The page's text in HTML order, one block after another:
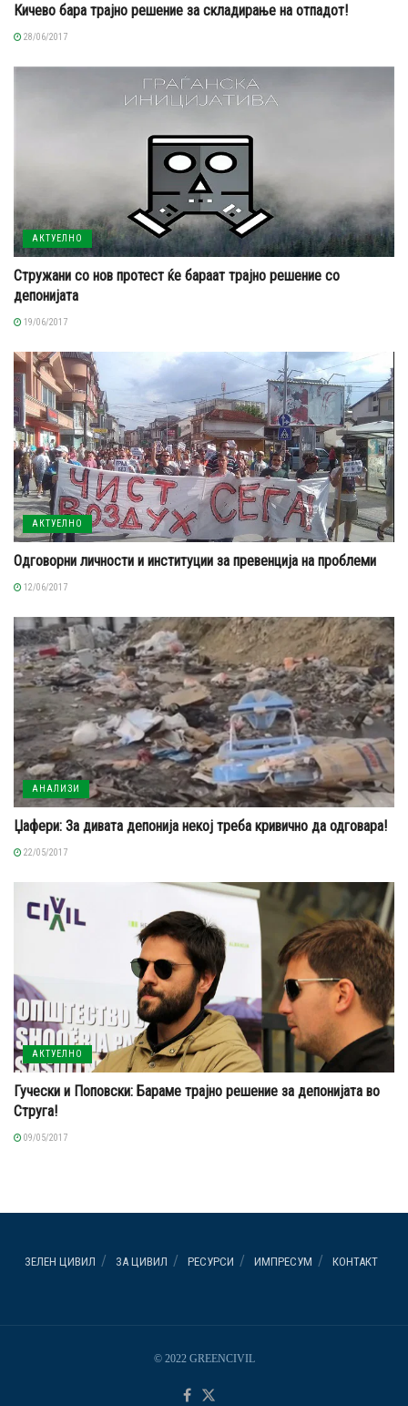
Кичево бара трајно решение за складирање на отпадот!
28/06/2017
АКТУЕЛНО
Стружани со нов протест ќе бараат трајно решение со
депонијата
19/06/2017
АКТУЕЛНО
Одговорни личности и институции за превенција на проблеми
12/06/2017
АНАЛИЗИ
Џафери: За дивата депонија некој треба кривично да одговара!
22/05/2017
АКТУЕЛНО
Гучески и Поповски: Бараме трајно решение за депонијата во
Струга!
09/05/2017
ЗЕЛЕН ЦИВИЛ ЗА ЦИВИЛ РЕСУРСИ ИМПРЕСУМ КОНТАКТ
© 2022 GREENCIVIL